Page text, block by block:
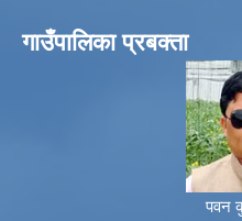
गाउँपालिका प्रबक्ता
पवन